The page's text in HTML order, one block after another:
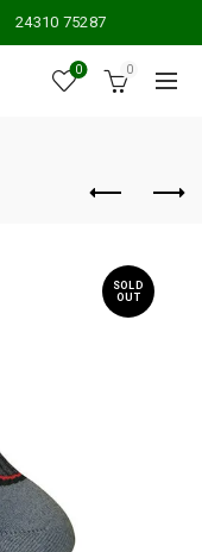
24310 75287
0 0
SOLD
OUT